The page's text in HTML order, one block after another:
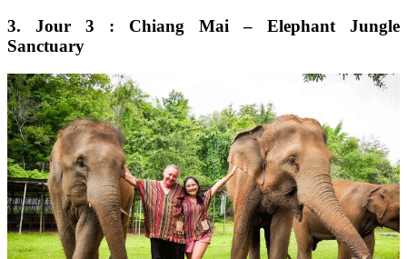
3. Jour 3 : Chiang Mai – Elephant Jungle
Sanctuary